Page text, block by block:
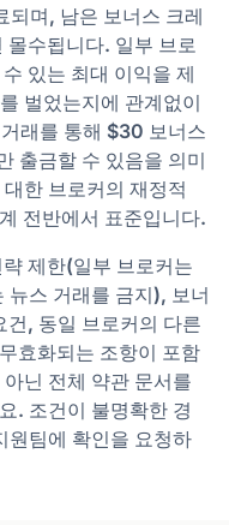
며, 남은 보너스 크레
몰수됩니다. 일부 브로
있는 최대 이익을 제
벌었는지에 관계없이
래를 통해 $30 보너스
출금할 수 있음을 의미
한 브로커의 재정적
전반에서 표준입니다.
제한(일부 브로커는
뉴스 거래를 금지), 보너
건, 동일 브로커의 다른
효화되는 조항이 포함
닌 전체 약관 문서를
. 조건이 불명확한 경
원팀에 확인을 요청하